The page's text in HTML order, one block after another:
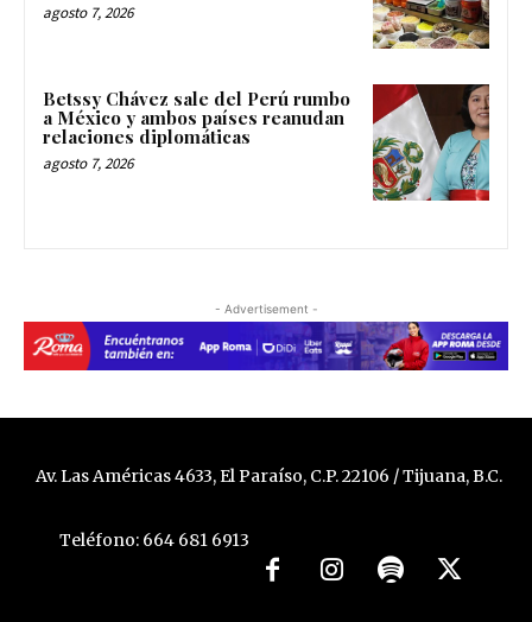
agosto 7, 2026
Betssy Chávez sale del Perú rumbo
a México y ambos países reanudan
relaciones diplomáticas
agosto 7, 2026
- Advertisement -
Av. Las Américas 4633, El Paraíso, C.P. 22106 / Tijuana, B.C.
Teléfono: 664 681 6913